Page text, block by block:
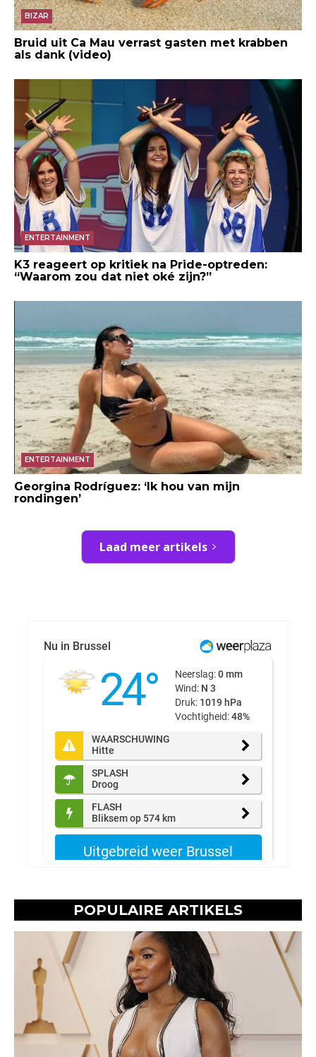
BIZAR
Bruid uit Ca Mau verrast gasten met krabben
als dank (video)
ENTERTAINMENT
K3 reageert op kritiek na Pride-optreden:
“Waarom zou dat niet oké zijn?”
ENTERTAINMENT
Georgina Rodríguez: ‘Ik hou van mijn
rondingen’
Laad meer artikels
POPULAIRE ARTIKELS